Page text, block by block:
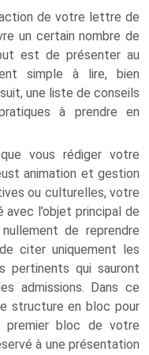
de votre lettre de
un certain nombre de
est de présenter au
simple à lire, bien
une liste de conseils
à prendre en
vous rédiger votre
animation et gestion
ou culturelles, votre
l’objet principal de
de reprendre
citer uniquement les
pertinents qui sauront
admissions. Dans ce
structure en bloc pour
premier bloc de votre
à une présentation